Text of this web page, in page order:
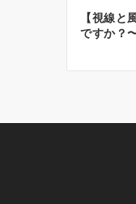
シ
【視線と
ですか？